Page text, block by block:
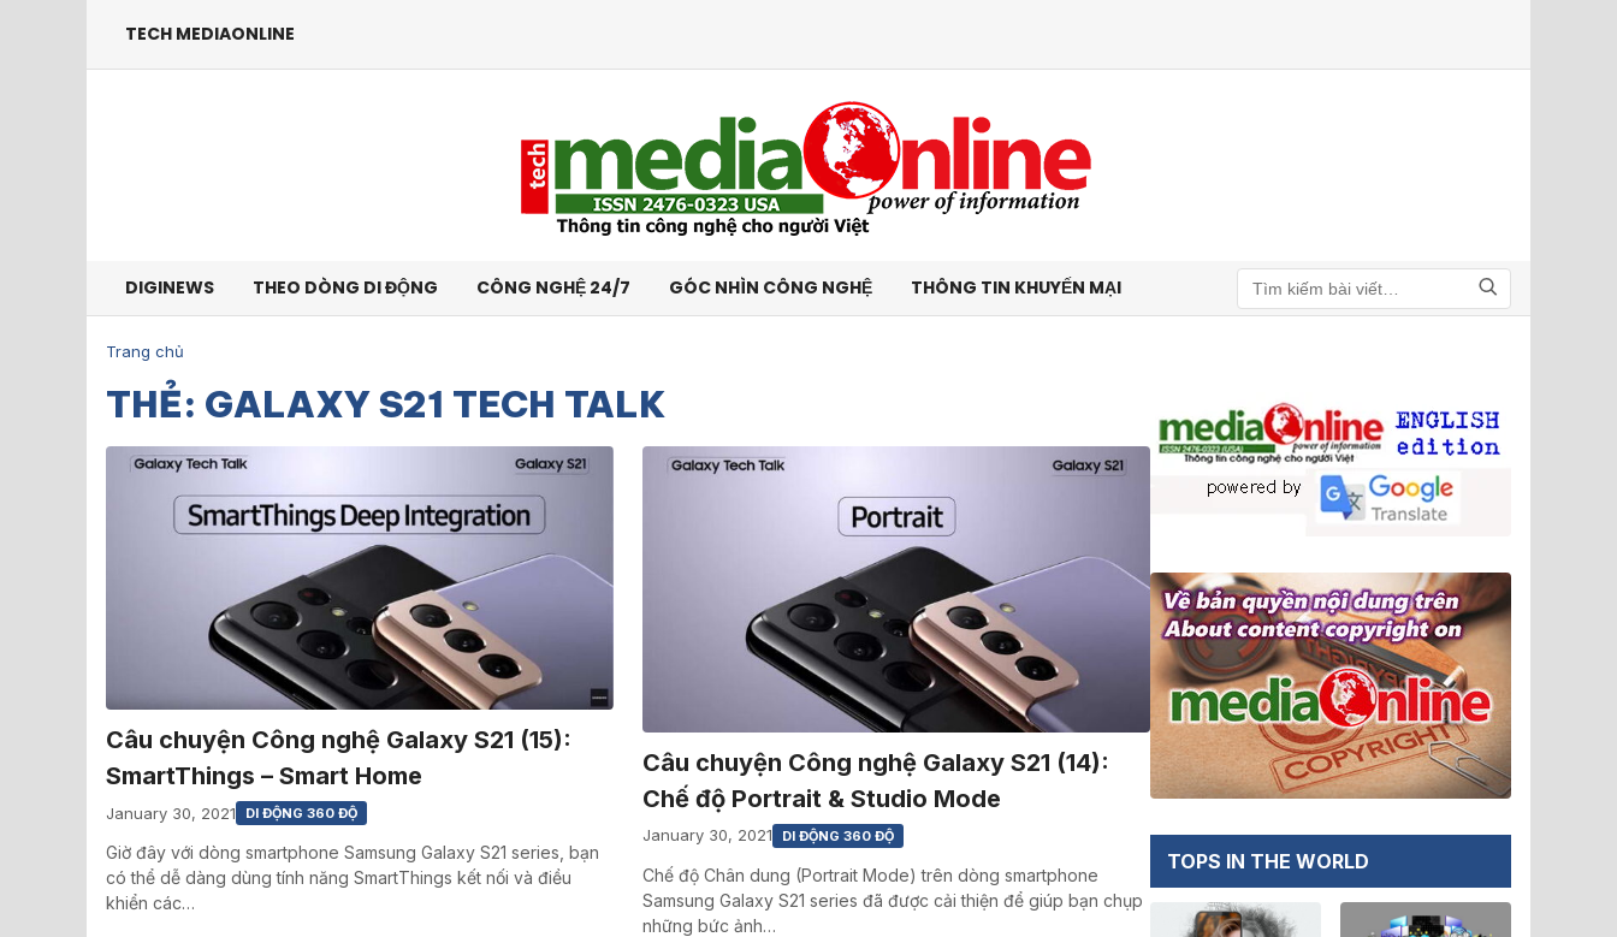
TECH MEDIAONLINE
DIGINEWS THEO DÒNG DI ĐỘNG CÔNG NGHỆ 24/7 GÓC NHÌN CÔNG NGHỆ THÔNG TIN KHUYẾN MẠI
Tìm kiếm
Trang chủ
THẺ: GALAXY S21 TECH TALK
Câu chuyện Công nghệ Galaxy S21 (15):
SmartThings – Smart Home
January 30, 2021 DI ĐỘNG 360 ĐỘ
Giờ đây với dòng smartphone Samsung Galaxy S21 series, bạn
có thể dễ dàng dùng tính năng SmartThings kết nối và điều
khiển các…
Câu chuyện Công nghệ Galaxy S21 (14):
Chế độ Portrait & Studio Mode
January 30, 2021 DI ĐỘNG 360 ĐỘ
Chế độ Chân dung (Portrait Mode) trên dòng smartphone
Samsung Galaxy S21 series đã được cải thiện để giúp bạn chụp
những bức ảnh…
TOPS IN THE WORLD